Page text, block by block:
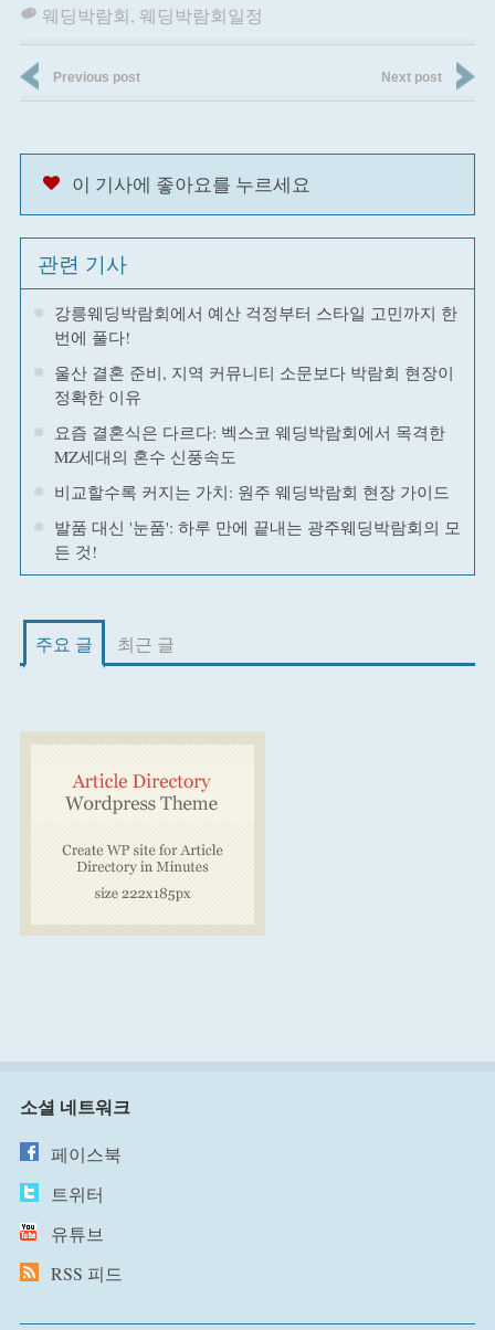
웨딩박람회, 웨딩박람회일정
Previous post Next post
이 기사에 좋아요를 누르세요
관련 기사
강릉웨딩박람회에서 예산 걱정부터 스타일 고민까지 한
번에 풀다!
울산 결혼 준비, 지역 커뮤니티 소문보다 박람회 현장이
정확한 이유
요즘 결혼식은 다르다: 벡스코 웨딩박람회에서 목격한
MZ세대의 혼수 신풍속도
비교할수록 커지는 가치: 원주 웨딩박람회 현장 가이드
발품 대신 '눈품': 하루 만에 끝내는 광주웨딩박람회의 모
든 것!
주요 글 최근 글
소셜 네트워크
페이스북
트위터
유튜브
RSS 피드